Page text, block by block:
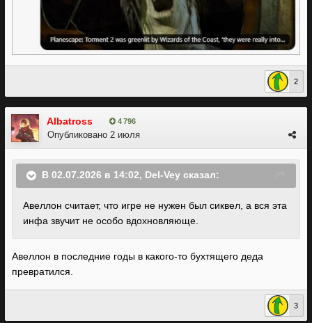
2
Albatross 4 796
Опубликовано 2 июля
В 02.07.2026 в 14:02, Del-Vey сказал:
Авеллон считает, что игре не нужен был сиквел, а вся эта
инфа звучит не особо вдохновляюще.
Авеллон в последние годы в какого-то бухтящего деда
превратился.
3